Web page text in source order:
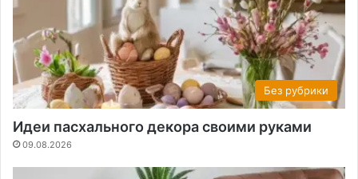
Без рубрики
Идеи пасхального декора своими руками
09.08.2026